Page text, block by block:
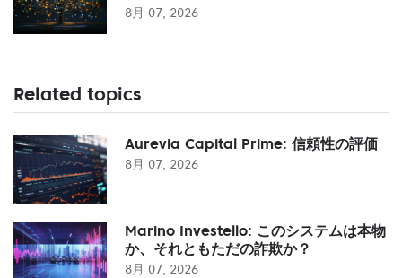
8月 07, 2026
Related topics
Aurevia Capital Prime: 信頼性の評価
8月 07, 2026
Marino Investello: このシステムは本物
か、それともただの詐欺か？
8月 07, 2026